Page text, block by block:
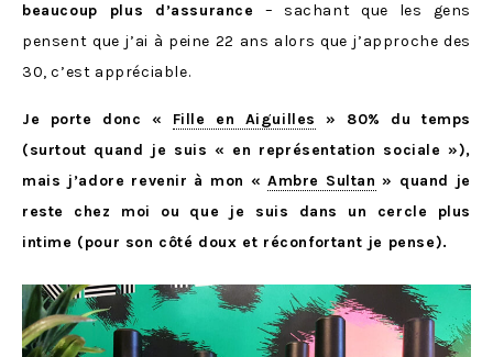
beaucoup plus d’assurance – sachant que les gens
pensent que j’ai à peine 22 ans alors que j’approche des
30, c’est appréciable.
Je porte donc « Fille en Aiguilles
» 80% du temps
(surtout quand je suis « en représentation sociale »),
mais j’adore revenir à mon «Ambre Sultan » quand je
reste chez moi ou que je suis dans un cercle plus
intime (pour son côté doux et réconfortant je pense).